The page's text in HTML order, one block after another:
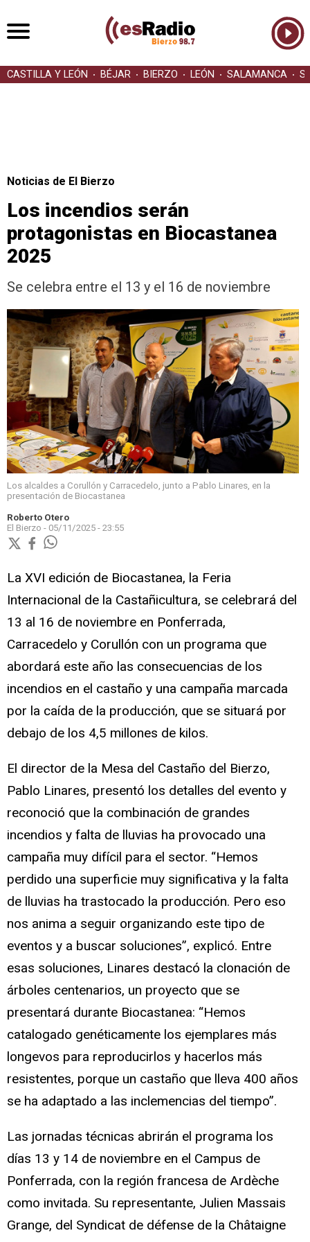
CASTILLA Y LEÓN BÉJAR BIERZO LEÓN SALAMANCA
Noticias de El Bierzo
Los incendios serán
protagonistas en Biocastanea
2025
Se celebra entre el 13 y el 16 de noviembre
Los alcaldes a Corullón y Carracedelo, junto a Pablo Linares, en la
presentación de Biocastanea
Roberto Otero
El Bierzo - 05/11/2025 - 23:55
La XVI edición de Biocastanea, la Feria
Internacional de la Castañicultura, se celebrará del
13 al 16 de noviembre en Ponferrada,
Carracedelo y Corullón con un programa que
abordará este año las consecuencias de los
incendios en el castaño y una campaña marcada
por la caída de la producción, que se situará por
debajo de los 4,5 millones de kilos.
El director de la Mesa del Castaño del Bierzo,
Pablo Linares, presentó los detalles del evento y
reconoció que la combinación de grandes
incendios y falta de lluvias ha provocado una
campaña muy difícil para el sector. “Hemos
perdido una superficie muy significativa y la falta
de lluvias ha trastocado la producción. Pero eso
nos anima a seguir organizando este tipo de
eventos y a buscar soluciones”, explicó. Entre
esas soluciones, Linares destacó la clonación de
árboles centenarios, un proyecto que se
presentará durante Biocastanea: “Hemos
catalogado genéticamente los ejemplares más
longevos para reproducirlos y hacerlos más
resistentes, porque un castaño que lleva 400 años
se ha adaptado a las inclemencias del tiempo”.
Las jornadas técnicas abrirán el programa los
días 13 y 14 de noviembre en el Campus de
Ponferrada, con la región francesa de Ardèche
como invitada. Su representante, Julien Massais
Grange, del Syndicat de défense de la Châtaigne